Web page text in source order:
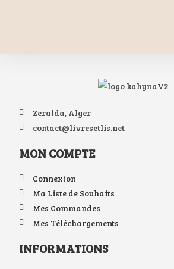
Zeralda, Alger
contact@livresetlis.net
MON COMPTE
Connexion
Ma Liste de Souhaits
Mes Commandes
Mes Téléchargements
INFORMATIONS